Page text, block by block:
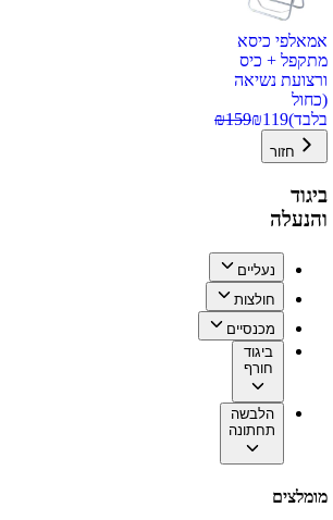
אמאלפי כיסא
מתקפל + כיס
ורצועת נשיאה
(כחול
בלבד)
₪119
₪159
חזור
ביגוד
והנעלה
נעליים
חולצות
מכנסיים
ביגוד
חורף
הלבשה
תחתונה
מומלצים